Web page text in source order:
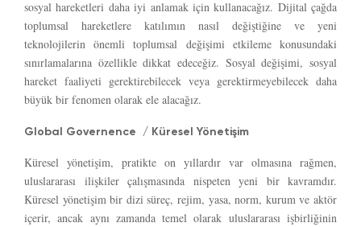
sosyal hareketleri daha iyi anlamak için kullanacağız. Dijital çağda
toplumsal hareketlere katılımın nasıl değiştiğine ve yeni
teknolojilerin önemli toplumsal değişimi etkileme konusundaki
sınırlamalarına özellikle dikkat edeceğiz. Sosyal değişimi, sosyal
hareket faaliyeti gerektirebilecek veya gerektirmeyebilecek daha
büyük bir fenomen olarak ele alacağız.
Global Governence / Küresel Yönetişim
Küresel yönetişim, pratikte on yıllardır var olmasına rağmen,
uluslararası ilişkiler çalışmasında nispeten yeni bir kavramdır.
Küresel yönetişim bir dizi süreç, rejim, yasa, norm, kurum ve aktör
içerir, ancak aynı zamanda temel olarak uluslararası işbirliğinin